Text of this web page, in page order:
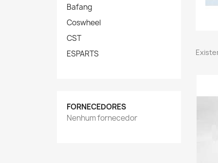
Bafang
Coswheel
CST
ESPARTS
FORNECEDORES
Nenhum fornecedor